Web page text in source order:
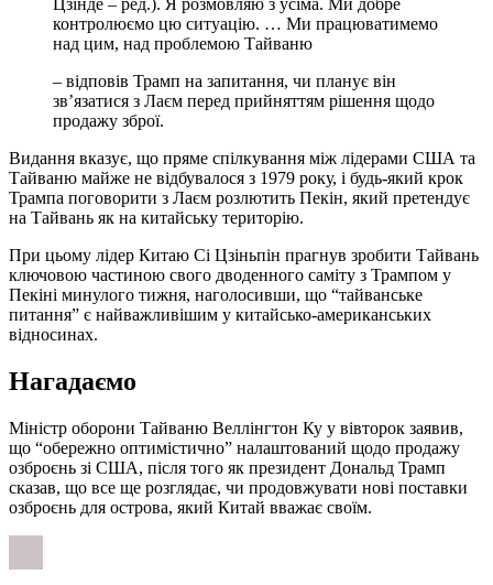
Цзінде – ред.). Я розмовляю з усіма. Ми добре
контролюємо цю ситуацію. … Ми працюватимемо
над цим, над проблемою Тайваню
– відповів Трамп на запитання, чи планує він
зв’язатися з Лаєм перед прийняттям рішення щодо
продажу зброї.
Видання вказує, що пряме спілкування між лідерами США та
Тайваню майже не відбувалося з 1979 року, і будь-який крок
Трампа поговорити з Лаєм розлютить Пекін, який претендує
на Тайвань як на китайську територію.
При цьому лідер Китаю Сі Цзіньпін прагнув зробити Тайвань
ключовою частиною свого дводенного саміту з Трампом у
Пекіні минулого тижня, наголосивши, що “тайванське
питання” є найважливішим у китайсько-американських
відносинах.
Нагадаємо
Міністр оборони Тайваню Веллінгтон Ку у вівторок заявив,
що “обережно оптимістично” налаштований щодо продажу
озброєнь зі США, після того як президент Дональд Трамп
сказав, що все ще розглядає, чи продовжувати нові поставки
озброєнь для острова, який Китай вважає своїм.